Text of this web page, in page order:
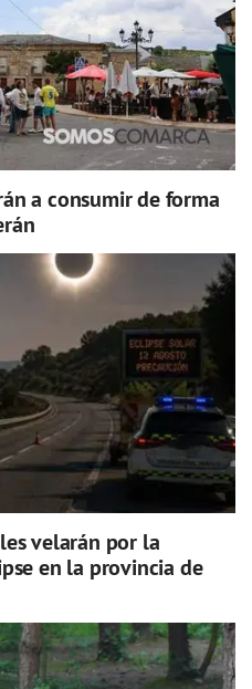
a consumir de forma
velarán por la
en la provincia de